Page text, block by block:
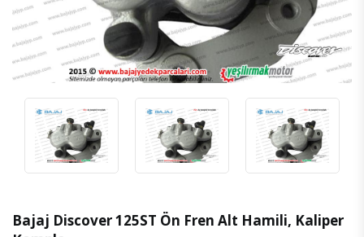
Bajaj Discover 125ST Ön Fren Alt Hamili, Kaliper